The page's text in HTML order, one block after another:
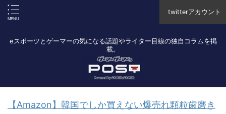
twitterアカウント
eスポーツとゲーマーの気になる話題やライター目線の独自コラムを掲
載。
【Amazon】韓国でしか買えない爆売れ顆粒歯磨き